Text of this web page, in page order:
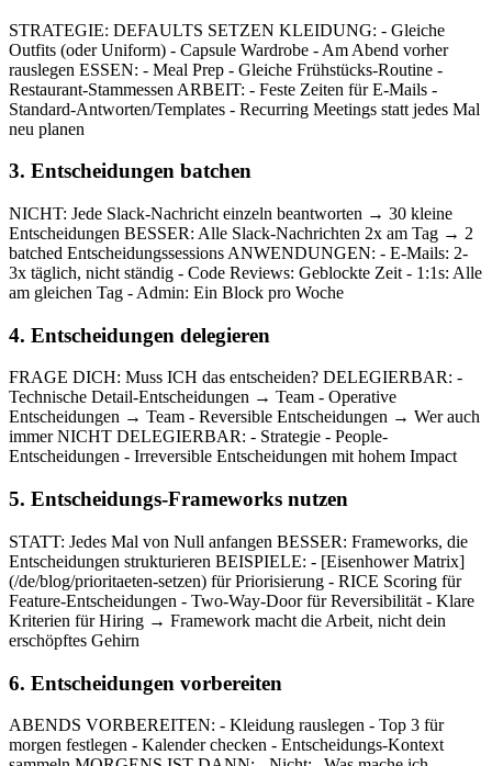
STRATEGIE: DEFAULTS SETZEN KLEIDUNG: - Gleiche
Outfits (oder Uniform) - Capsule Wardrobe - Am Abend vorher
rauslegen ESSEN: - Meal Prep - Gleiche Frühstücks-Routine -
Restaurant-Stammessen ARBEIT: - Feste Zeiten für E-Mails -
Standard-Antworten/Templates - Recurring Meetings statt jedes Mal
neu planen
3. Entscheidungen batchen
NICHT: Jede Slack-Nachricht einzeln beantworten → 30 kleine
Entscheidungen BESSER: Alle Slack-Nachrichten 2x am Tag → 2
batched Entscheidungssessions ANWENDUNGEN: - E-Mails: 2-
3x täglich, nicht ständig - Code Reviews: Geblockte Zeit - 1:1s: Alle
am gleichen Tag - Admin: Ein Block pro Woche
4. Entscheidungen delegieren
FRAGE DICH: Muss ICH das entscheiden? DELEGIERBAR: -
Technische Detail-Entscheidungen → Team - Operative
Entscheidungen → Team - Reversible Entscheidungen → Wer auch
immer NICHT DELEGIERBAR: - Strategie - People-
Entscheidungen - Irreversible Entscheidungen mit hohem Impact
5. Entscheidungs-Frameworks nutzen
STATT: Jedes Mal von Null anfangen BESSER: Frameworks, die
Entscheidungen strukturieren BEISPIELE: - [Eisenhower Matrix]
(/de/blog/prioritaeten-setzen) für Priorisierung - RICE Scoring für
Feature-Entscheidungen - Two-Way-Door für Reversibilität - Klare
Kriterien für Hiring → Framework macht die Arbeit, nicht dein
erschöpftes Gehirn
6. Entscheidungen vorbereiten
ABENDS VORBEREITEN: - Kleidung rauslegen - Top 3 für
morgen festlegen - Kalender checken - Entscheidungs-Kontext